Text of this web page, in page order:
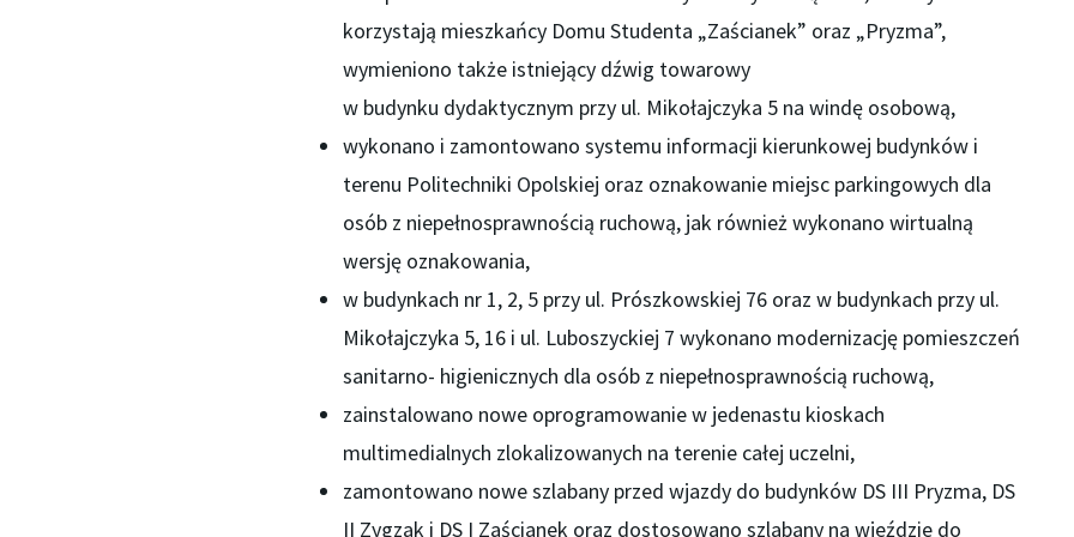
korzystają mieszkańcy Domu Studenta „Zaścianek” oraz „Pryzma”,
wymieniono także istniejący dźwig towarowy
w budynku dydaktycznym przy ul. Mikołajczyka 5 na windę osobową,
wykonano i zamontowano systemu informacji kierunkowej budynków i
terenu Politechniki Opolskiej oraz oznakowanie miejsc parkingowych dla
osób z niepełnosprawnością ruchową, jak również wykonano wirtualną
wersję oznakowania,
w budynkach nr 1, 2, 5 przy ul. Prószkowskiej 76 oraz w budynkach przy ul.
Mikołajczyka 5, 16 i ul. Luboszyckiej 7 wykonano modernizację pomieszczeń
sanitarno- higienicznych dla osób z niepełnosprawnością ruchową,
zainstalowano nowe oprogramowanie w jedenastu kioskach
multimedialnych zlokalizowanych na terenie całej uczelni,
zamontowano nowe szlabany przed wjazdy do budynków DS III Pryzma, DS
II Zygzak i DS I Zaścianek oraz dostosowano szlabany na wjeździe do